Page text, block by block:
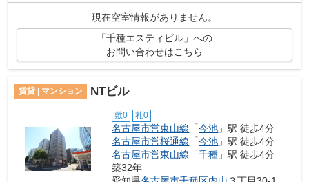
が平坦なのは、ランニングをする上で...
現在空室情報がありません。
「千種エスティビル」への
お問い合わせはこちら
賃貸 | マンション NTビル
敷0 礼0
名古屋市営東山線 「今池 」駅 徒歩4分
名古屋市営桜通線 「今池 」駅 徒歩4分
名古屋市営東山線 「千種 」駅 徒歩4分
築32年